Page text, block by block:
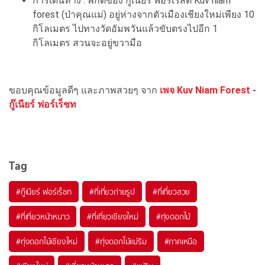
forest (ป่าคุณแม่) อยู่ห่างจากตัวเมืองเชียงใหม่เพียง 10
กิโลเมตร ไปทางวัดอัมพวันแล้วขับตรงไปอีก 1
กิโลเมตร สวนจะอยู่ขวามือ
ขอบคุณข้อมูลดีๆ และภาพสวยๆ จาก เพจ Kuv Niam Forest -
กู๊เนียร์ ฟอร์เร็ชท
Tag
#กู๊เนียร์ ฟอร์เร็ชท #ที่เที่ยวถ่ายรูป #ที่เที่ยวสวย
#ที่เที่ยวหน้าหนาว #ที่เที่ยวเชียงใหม่ #ทุ่งดอกไม้
#ทุ่งดอกไม้เชียงใหม่ #ทุ่งดอกไม้แม่ริม #ภาคเหนือ